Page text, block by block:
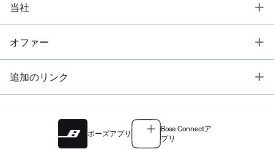
当社
オファー
追加のリンク
ボーズアプリ
Bose Connectア
プリ